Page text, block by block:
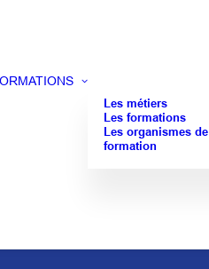
Les métiers
Les formations
Les organismes de
formation